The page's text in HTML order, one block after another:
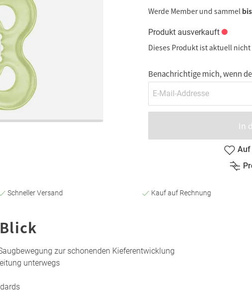
Werde Member und sammel
Produkt ausverkauft
Dieses Produkt ist aktuell nicht
Benachrichtige mich, wenn
In
Auf
Schneller Versand Kauf auf Rechnung
zur schonenden Kieferentwicklung
unterwegs